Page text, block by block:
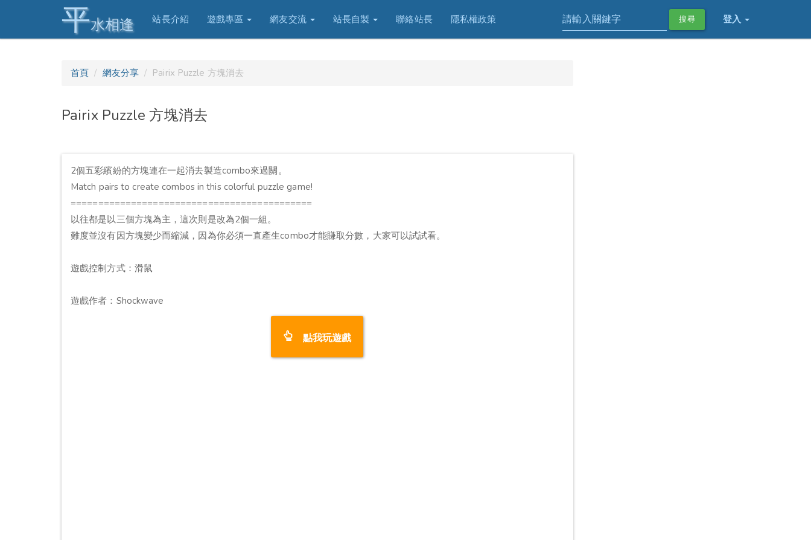
平水相逢 站長介紹 遊戲專區 網友交流 站長自製 聯絡站長 隱私權政策 登入
搜尋
首頁 網友分享 Pairix Puzzle 方塊消去
Pairix Puzzle 方塊消去
2個五彩繽紛的方塊連在一起消去製造combo來過關。
Match pairs to create combos in this colorful puzzle game!
============================================
以往都是以三個方塊為主，這次則是改為2個一組。
難度並沒有因方塊變少而縮減，因為你必須一直產生combo才能賺取分數，大家可以試試看。
遊戲控制方式：滑鼠
遊戲作者：Shockwave
點我玩遊戲